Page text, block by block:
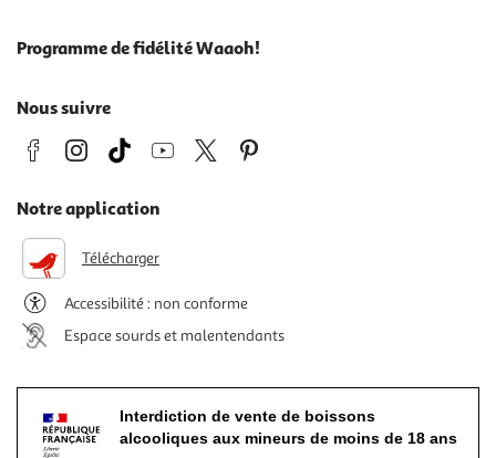
Programme de fidélité Waaoh!
Nous suivre
Notre application
Télécharger
Accessibilité : non conforme
Espace sourds et malentendants
Interdiction de vente de boissons
alcooliques aux mineurs de moins de 18 ans